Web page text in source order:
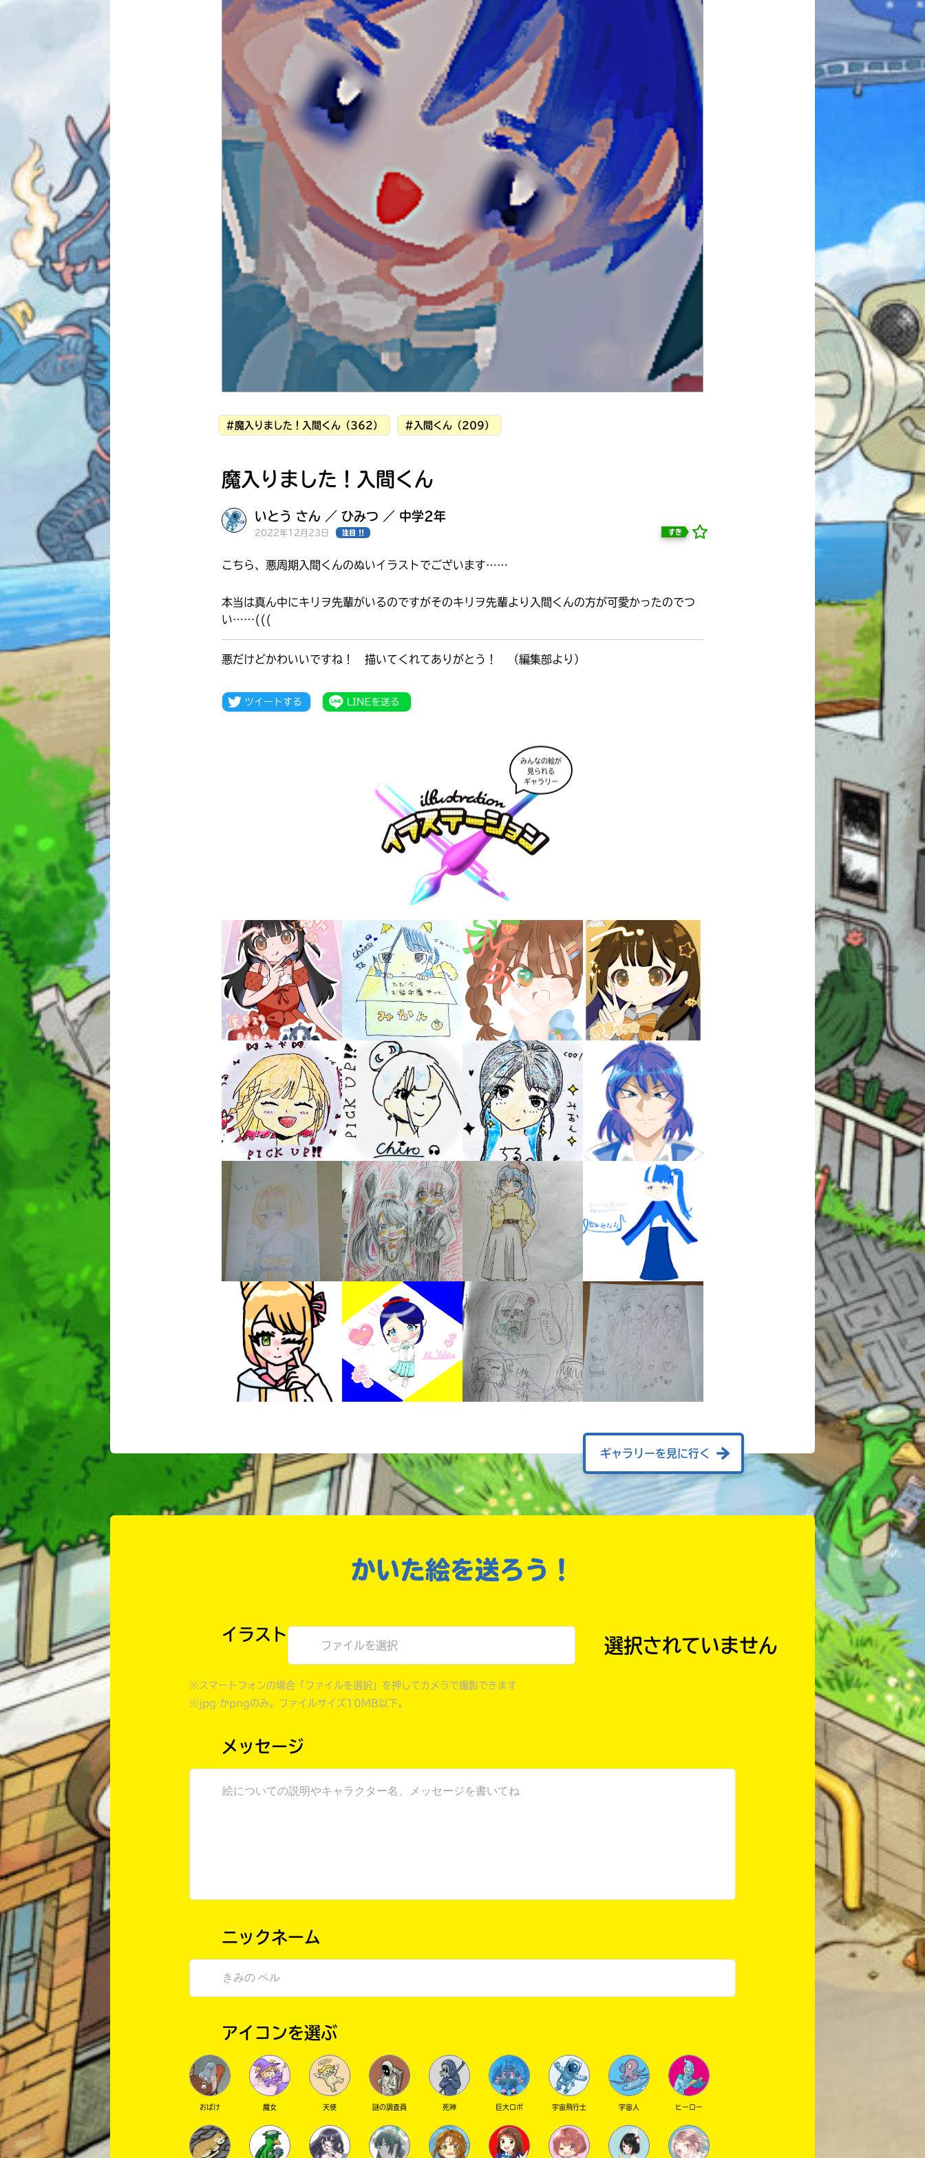
Loading ...
読みたい本が
見つかる
本を飛び出して
みんなとおしゃべり
できる掲示板
大人気
シリーズに
出会える
キミノラジオ配信中！
いろんな動画が
ギャラリー
みんなからのお手紙が
キーワードから探す
オフィシャルアカウント
SNSでシェアする
魔入りました！入間くん
#魔入りました！入間くん（362） #入間くん（209）
いとう さん ／ ひみつ ／ 中学2年
2022年12月23日 注目 !! すき
こちら、悪周期入間くんのぬいイラストでございます……
本当は真ん中にキリヲ先輩がいるのですがそのキリヲ先輩より入間くんの方が可愛かったのでつ
い……(((
悪だけどかわいいですね！ 描いてくれてありがとう！ （編集部より）
みんなの絵が
見られる
ギャラリー
ギャラリーを見に行く
かいた絵を送ろう！
イラスト
ファイルを選択
※スマートフォンの場合「ファイルを選択」を押してカメラで撮影できます
※jpg かpngのみ。ファイルサイズ10MB以下。
メッセージ
ニックネーム
アイコンを選ぶ
おばけ 魔女 天使 謎の調査員 死神 巨大ロボ 宇宙飛行士 宇宙人 ヒーロー
入
内
容
に
エ
ラ
ー
が
あ
る
で、
も
う
一
度
て
み
て
ね